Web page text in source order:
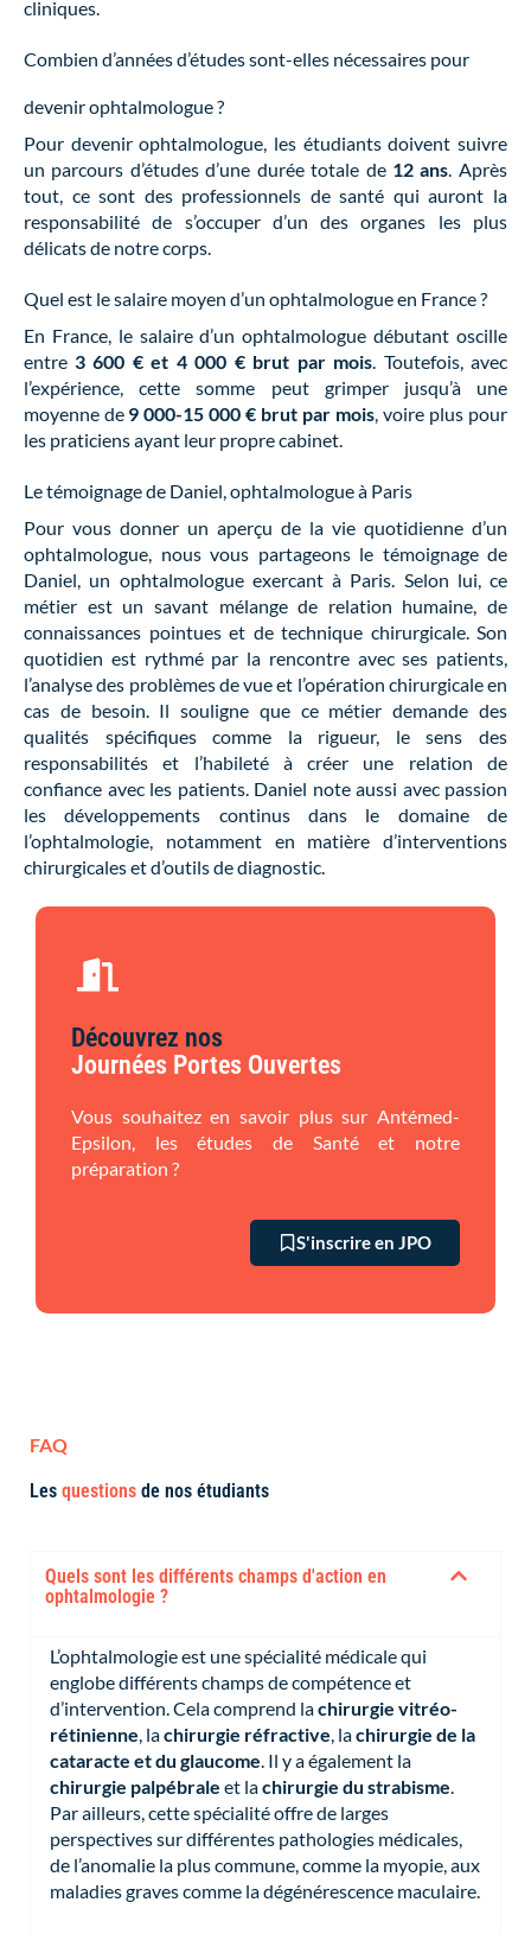
cliniques.
Combien d’années d’études sont-elles nécessaires pour
devenir ophtalmologue ?
Pour devenir ophtalmologue, les étudiants doivent suivre
un parcours d’études d’une durée totale de 12 ans . Après
tout, ce sont des professionnels de santé qui auront la
responsabilité de s’occuper d’un des organes les plus
délicats de notre corps.
Quel est le salaire moyen d’un ophtalmologue en France ?
En France, le salaire d’un ophtalmologue débutant oscille
entre 3 600 € et 4 000 € brut par mois . Toutefois, avec
l’expérience, cette somme peut grimper jusqu’à une
moyenne de 9 000-15 000 € brut par mois , voire plus pour
les praticiens ayant leur propre cabinet.
Le témoignage de Daniel, ophtalmologue à Paris
Pour vous donner un aperçu de la vie quotidienne d’un
ophtalmologue, nous vous partageons le témoignage de
Daniel, un ophtalmologue exercant à Paris. Selon lui, ce
métier est un savant mélange de relation humaine, de
connaissances pointues et de technique chirurgicale. Son
quotidien est rythmé par la rencontre avec ses patients,
l’analyse des problèmes de vue et l’opération chirurgicale en
cas de besoin. Il souligne que ce métier demande des
qualités spécifiques comme la rigueur, le sens des
responsabilités et l’habileté à créer une relation de
confiance avec les patients. Daniel note aussi avec passion
les développements continus dans le domaine de
l’ophtalmologie, notamment en matière d’interventions
chirurgicales et d’outils de diagnostic.
Découvrez nos
Journées Portes Ouvertes
Vous souhaitez en savoir plus sur Antémed-
Epsilon, les études de Santé et notre
préparation ?
S'inscrire en JPO
FAQ
Les questions de nos étudiants
Quels sont les différents champs d'action en
ophtalmologie ?
L’ophtalmologie est une spécialité médicale qui
englobe différents champs de compétence et
d’intervention. Cela comprend lachirurgie vitréo-
rétinienne , lachirurgie réfractive , lachirurgie de la
cataracte et du glaucome . Il y a également la
chirurgie palpébrale et lachirurgie du strabisme
Par ailleurs, cette spécialité offre de larges
perspectives sur différentes pathologies médicales,
de l’anomalie la plus commune, comme la myopie, aux
maladies graves comme la dégénérescence maculaire.